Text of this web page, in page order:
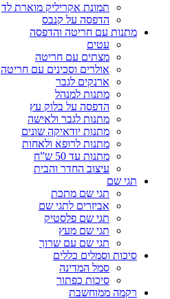
תמונת אקריליק מוארת לד
הדפסה על קנבס
מתנות עם חריטה והדפסה
עטים
מצתים עם חריטה
אולרים וסכינים עם חריטה
ארנקים לגבר
מתנות למנהל
הדפסה על בלוק עץ
מתנות לגבר ולאישה
מתנות יודאיקה שונים
מתנות לרופא ולאחות
מתנות עד 50 ש”ח
עיצוב החדר והבית
תגי שם
תגי שם מתכת
אביזרים לתגי שם
תגי שם פלסטיק
תגי שם מעץ
תגי שם עם שרוך
סיכות וסמלים כללים
סמל המדינה
סיכות כפתור
רקמה ממוחשבת